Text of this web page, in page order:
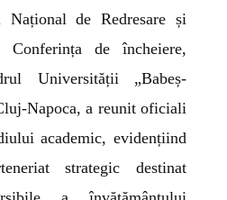
de Redresare și
Conferința de încheiere,
Universității „Babeș-
Napoca, a reunit oficiali
academic, evidențiind
strategic destinat